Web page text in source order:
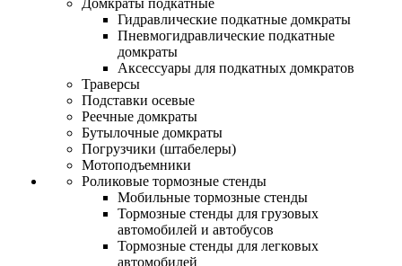
Домкраты подкатные
Гидравлические подкатные домкраты
Пневмогидравлические подкатные
домкраты
Аксессуары для подкатных домкратов
Траверсы
Подставки осевые
Реечные домкраты
Бутылочные домкраты
Погрузчики (штабелеры)
Мотоподъемники
Роликовые тормозные стенды
Мобильные тормозные стенды
Тормозные стенды для грузовых
автомобилей и автобусов
Тормозные стенды для легковых
автомобилей